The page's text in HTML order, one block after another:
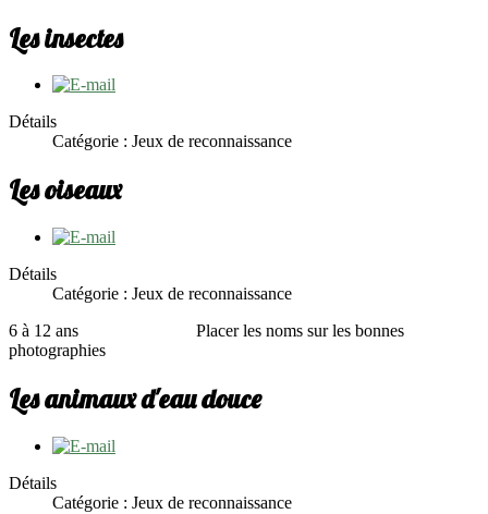
Les insectes
Détails
Catégorie : Jeux de reconnaissance
Les oiseaux
Détails
Catégorie : Jeux de reconnaissance
6 à 12 ans Placer les noms sur les bonnes
photographies
Les animaux d'eau douce
Détails
Catégorie : Jeux de reconnaissance